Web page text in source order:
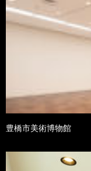
豊橋市美術博物館